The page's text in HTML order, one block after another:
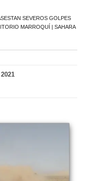
SEVEROS GOLPES
MARROQUÍ | SAHARA